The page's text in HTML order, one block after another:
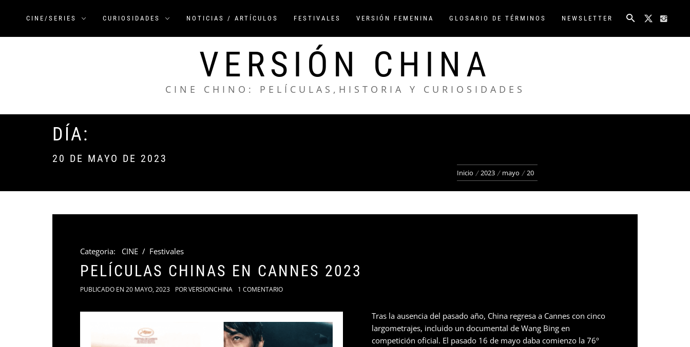
CINE/SERIES CURIOSIDADES NOTICIAS / ARTÍCULOS FESTIVALES VERSIÓN FEMENINA GLOSARIO DE TÉRMINOS NEWSLETTER
VERSIÓN CHINA
CINE CHINO: PELÍCULAS,HISTORIA Y CURIOSIDADES
DÍA:
20 DE MAYO DE 2023
Inicio 2023 mayo 20
Categoria: CINE / Festivales
PELÍCULAS CHINAS EN CANNES 2023
PUBLICADO EN 20 MAYO, 2023 PORVERSIONCHINA 1 COMENTARIO
Tras la ausencia del pasado año, China regresa a Cannes con cinco
largometrajes, incluido un documental de Wang Bing en
competición oficial. El pasado 16 de mayo daba comienzo la 76º